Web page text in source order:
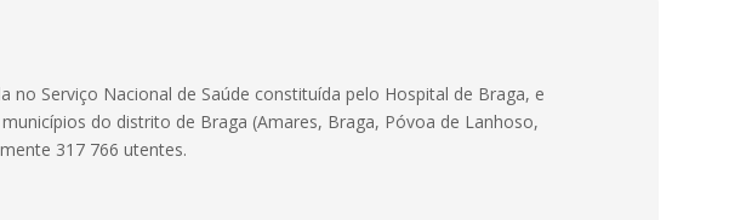
no Serviço Nacional de Saúde constituída pelo Hospital de Braga, e
do distrito de Braga (Amares, Braga, Póvoa de Lanhoso,
317 766 utentes.